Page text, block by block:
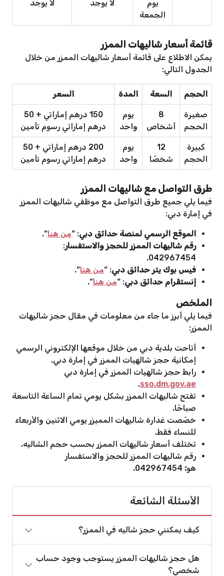
يوم
الجمعة
لا يوجد لا يوجد
قائمة أسعار شاليهات الممزر
يمكن الاطلاع على قائمة أسعار شاليهات الممزر من خلال
الجدول التالي:
الحجم السعة المدة السعر
صغيرة
الحجم
8
أشخاص
يوم
واحد
150 درهم إماراتي + 50
درهم إماراتي رسوم تأمين
كبيرة
الحجم
12
شخصًا
يوم
واحد
200 درهم إماراتي + 50
درهم إماراتي رسوم تأمين
طرق التواصل مع شاليهات الممزر
فيما يلي جميع طرق التواصل مع موظفي شاليهات الممزر
في إمارة دبي:
الموقع الرسمي لمنصة حدائق دبي: “من هنا“.
رقم شاليهات الممزر للحجز والاستفسار:
فيس بوك يتر حدائق دبي: “من هنا“.
إنستقرام حدائق دبي: “من هنا“.
الملخص
فيما يلي أبرز ما جاء من معلومات في مقال حجز شاليهات
الممزر:
أتاحت بلدية دبي من خلال موقعها الإلكتروني الرسمي
إمكانية حجز شالهيات الممزر في إمارة دبي.
رابط حجز شالهيات الممزر في إمارة دبي
sso.dm.gov.ae
.
تفتح شاليهات الممزر بشكل يومي تمام الساعة التاسعة
صباحًا.
خصّصت غدارة شاليهات المميزر يومي الاثنين والأربعاء
للنساء فقط.
تختلف أسعار شاليهات الممزر بحسب حجم الشاليه.
رقم شاليهات الممزر للحجز والاستفسار
هو:
الأسئلة الشائعة
كيف يمكنني حجز شاليه في الممزر؟
هل حجز شاليهات الممزر يستوجب وجود حساب
شخصي؟